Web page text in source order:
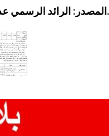
المصدر: الرائد الرسمي عدد 24 بتاريخ 28 فيفري 2025.